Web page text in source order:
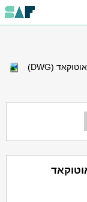
אוטוקאד (DWG)